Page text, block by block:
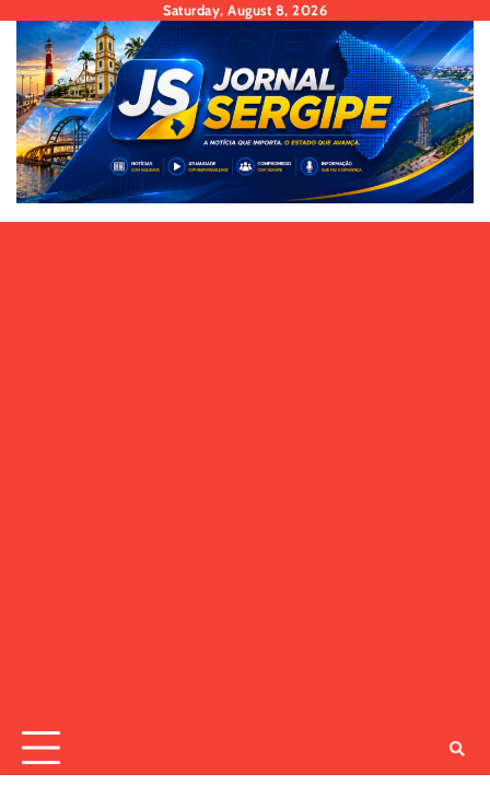
content
Saturday, August 8, 2026